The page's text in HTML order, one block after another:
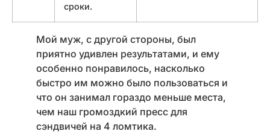
сроки.
Мой муж, с другой стороны, был
приятно удивлен результатами, и ему
особенно понравилось, насколько
быстро им можно было пользоваться и
что он занимал гораздо меньше места,
чем наш громоздкий пресс для
сэндвичей на 4 ломтика.